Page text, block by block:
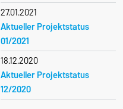
27.01.2021
Aktueller Projektstatus
01/2021
18.12.2020
Aktueller Projektstatus
12/2020